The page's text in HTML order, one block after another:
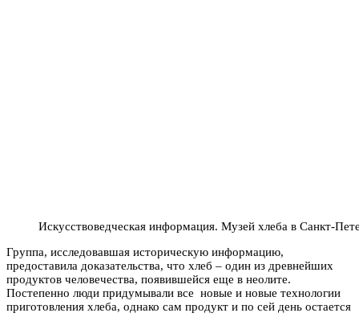
Искусствоведческая информация. Музей хлеба в Санкт-
Группа, исследовавшая историческую информацию,
предоставила доказательства, что хлеб – один из древнейших
продуктов человечества, появившейся еще в неолите.
Постепенно люди придумывали все новые и новые технологии
приготовления хлеба, однако сам продукт и по сей день остается